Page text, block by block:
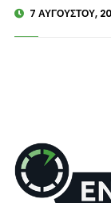
7 ΑΥΓΟΎΣΤΟΥ,